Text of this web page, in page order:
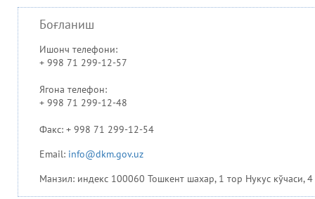
Боғланиш
Ишонч телефони:
+ 998 71 299-12-57
Ягона телефон:
+ 998 71 299-12-48
Факс: + 998 71 299-12-54
Email: info@dkm.gov.uz
Манзил: индекс 100060 Тошкент шахар, 1 тор Нукус кўчаси, 4